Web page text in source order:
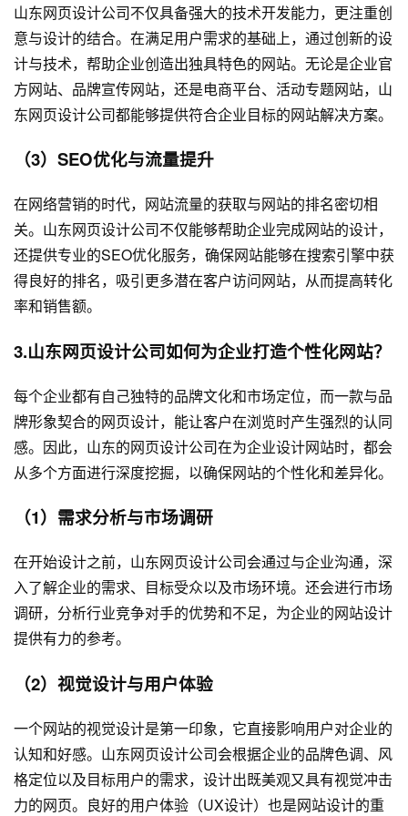
山东网页设计公司不仅具备强大的技术开发能力，更注重创
意与设计的结合。在满足用户需求的基础上，通过创新的设
计与技术，帮助企业创造出独具特色的网站。无论是企业官
方网站、品牌宣传网站，还是电商平台、活动专题网站，山
东网页设计公司都能够提供符合企业目标的网站解决方案。
（3）SEO优化与流量提升
在网络营销的时代，网站流量的获取与网站的排名密切相
关。山东网页设计公司不仅能够帮助企业完成网站的设计，
还提供专业的SEO优化服务，确保网站能够在搜索引擎中获
得良好的排名，吸引更多潜在客户访问网站，从而提高转化
率和销售额。
3.山东网页设计公司如何为企业打造个性化网站？
每个企业都有自己独特的品牌文化和市场定位，而一款与品
牌形象契合的网页设计，能让客户在浏览时产生强烈的认同
感。因此，山东的网页设计公司在为企业设计网站时，都会
从多个方面进行深度挖掘，以确保网站的个性化和差异化。
（1）需求分析与市场调研
在开始设计之前，山东网页设计公司会通过与企业沟通，深
入了解企业的需求、目标受众以及市场环境。还会进行市场
调研，分析行业竞争对手的优势和不足，为企业的网站设计
提供有力的参考。
（2）视觉设计与用户体验
一个网站的视觉设计是第一印象，它直接影响用户对企业的
认知和好感。山东网页设计公司会根据企业的品牌色调、风
格定位以及目标用户的需求，设计出既美观又具有视觉冲击
力的网页。良好的用户体验（UX设计）也是网站设计的重